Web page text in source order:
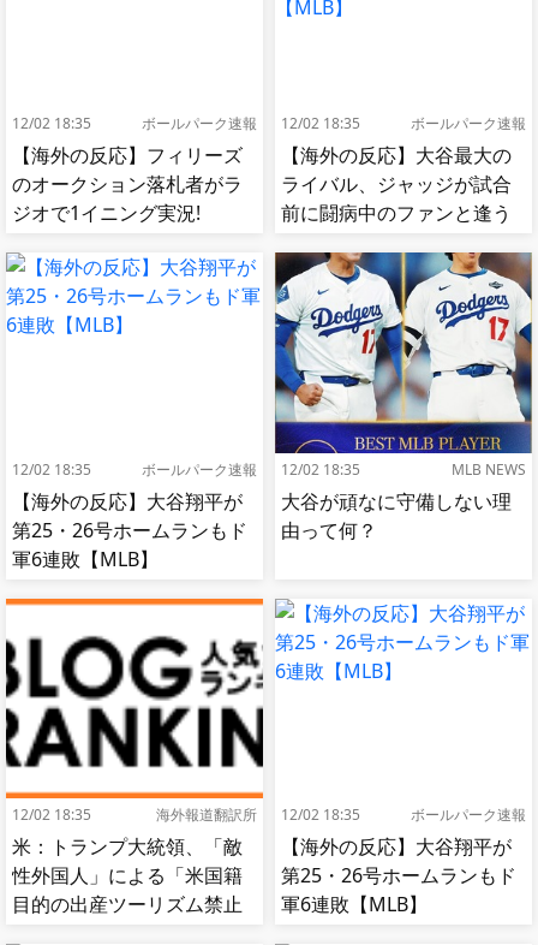
12/02 18:35 ボールパーク速報
【海外の反応】フィリーズ
のオークション落札者がラ
ジオで1イニング実況!
12/02 18:35 ボールパーク速報
【海外の反応】大谷最大の
ライバル、ジャッジが試合
前に闘病中のファンと逢う
12/02 18:35 ボールパーク速報
【海外の反応】大谷翔平が
第25・26号ホームランもド
軍6連敗【MLB】
12/02 18:35 MLB NEWS
大谷が頑なに守備しない理
由って何？
12/02 18:35 海外報道翻訳所
米：トランプ大統領、「敵
性外国人」による「米国籍
目的の出産ツーリズム禁止
12/02 18:35 ボールパーク速報
【海外の反応】大谷翔平が
第25・26号ホームランもド
軍6連敗【MLB】